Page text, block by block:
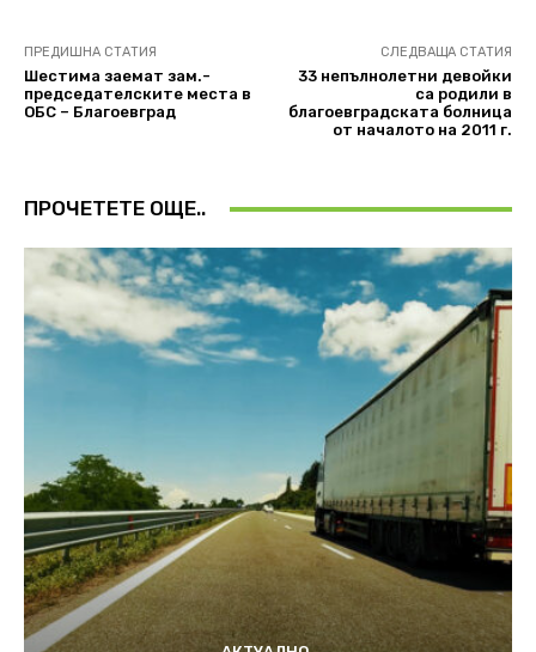
ПРЕДИШНА СТАТИЯ
Шестима заемат зам.-
председателските места в
ОБС – Благоевград
СЛЕДВАЩА СТАТИЯ
33 непълнолетни девойки
са родили в
благоевградската болница
от началото на 2011 г.
ПРОЧЕТЕТЕ ОЩЕ..